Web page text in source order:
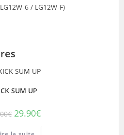
6 / LG12W-F)
SUM UP
€ Le
prix
initial
était :
29.90€Le
prix
actuel